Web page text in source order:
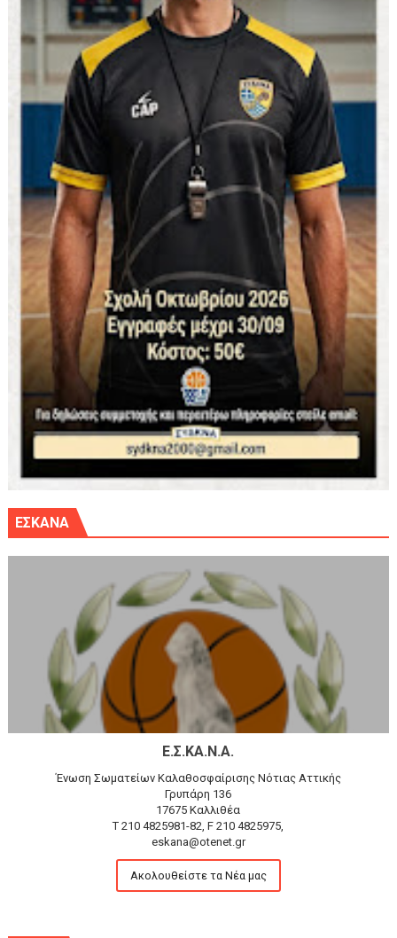
ΕΣΚΑΝΑ
Ε.Σ.ΚΑ.Ν.Α.
Ένωση Σωματείων Καλαθοσφαίρισης Νότιας Αττικής
Γρυπάρη 136
17675 Καλλιθέα
T 210 4825981-82, F 210 4825975,
eskana@otenet.gr
Ακολουθείστε τα Νέα μας